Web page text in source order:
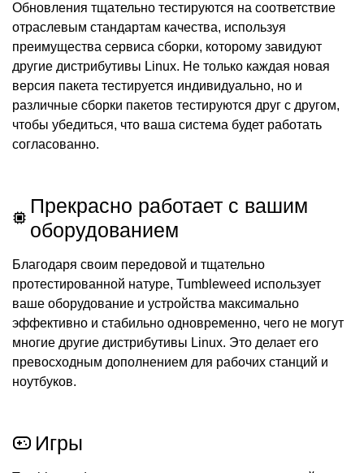
Обновления тщательно тестируются на соответствие
отраслевым стандартам качества, используя
преимущества сервиса сборки, которому завидуют
другие дистрибутивы Linux. Не только каждая новая
версия пакета тестируется индивидуально, но и
различные сборки пакетов тестируются друг с другом,
чтобы убедиться, что ваша система будет работать
согласованно.
Прекрасно работает с вашим
оборудованием
Благодаря своим передовой и тщательно
протестированной натуре, Tumbleweed использует
ваше оборудование и устройства максимально
эффективно и стабильно одновременно, чего не могут
многие другие дистрибутивы Linux. Это делает его
превосходным дополнением для рабочих станций и
ноутбуков.
Игры